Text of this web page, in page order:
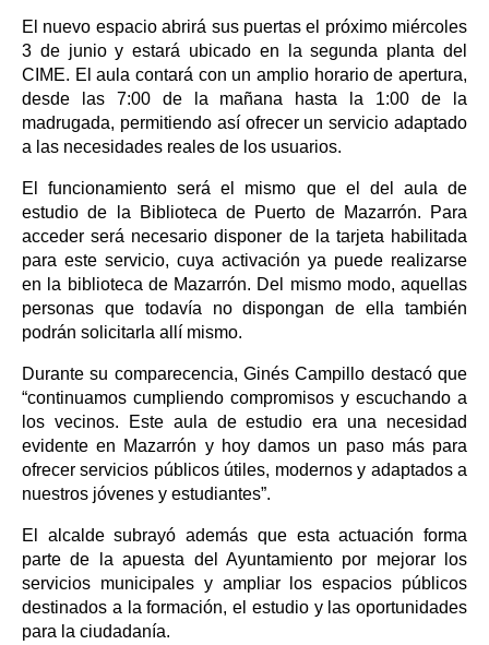
El nuevo espacio abrirá sus puertas el próximo miércoles
3 de junio y estará ubicado en la segunda planta del
CIME. El aula contará con un amplio horario de apertura,
desde las 7:00 de la mañana hasta la 1:00 de la
madrugada, permitiendo así ofrecer un servicio adaptado
a las necesidades reales de los usuarios.
El funcionamiento será el mismo que el del aula de
estudio de la Biblioteca de Puerto de Mazarrón. Para
acceder será necesario disponer de la tarjeta habilitada
para este servicio, cuya activación ya puede realizarse
en la biblioteca de Mazarrón. Del mismo modo, aquellas
personas que todavía no dispongan de ella también
podrán solicitarla allí mismo.
Durante su comparecencia, Ginés Campillo destacó que
“continuamos cumpliendo compromisos y escuchando a
los vecinos. Este aula de estudio era una necesidad
evidente en Mazarrón y hoy damos un paso más para
ofrecer servicios públicos útiles, modernos y adaptados a
nuestros jóvenes y estudiantes”.
El alcalde subrayó además que esta actuación forma
parte de la apuesta del Ayuntamiento por mejorar los
servicios municipales y ampliar los espacios públicos
destinados a la formación, el estudio y las oportunidades
para la ciudadanía.